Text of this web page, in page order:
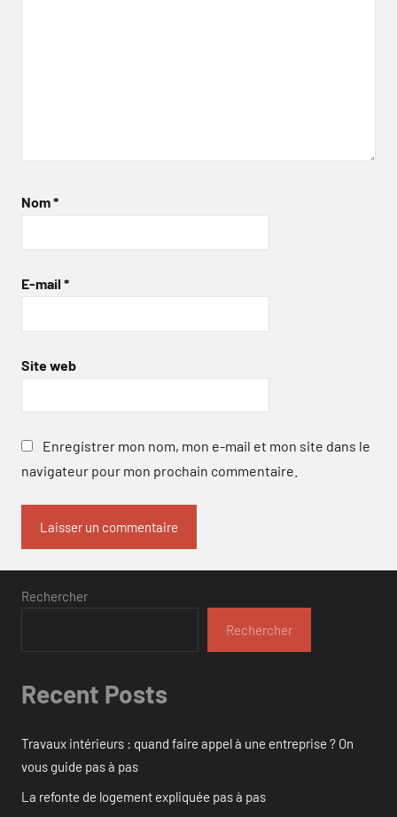
Nom*
E-mail *
Site web
Enregistrer mon nom, mon e-mail et mon site dans le
navigateur pour mon prochain commentaire.
Rechercher
Rechercher
Recent Posts
Travaux intérieurs : quand faire appel à une entreprise ? On
vous guide pas à pas
La refonte de logement expliquée pas à pas